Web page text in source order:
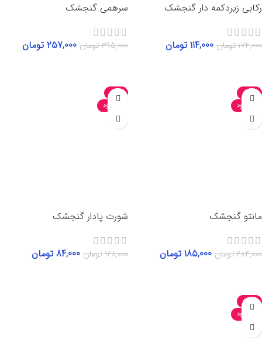
رکابی زیردکمه دار گنجشک
174,000تومان 114,000 تومان
سرهمی گنجشک
395,000تومان 257,000 تومان
-35%
ناموجود
مانتو گنجشک
284,000تومان 185,000 تومان
-34%
ناموجود
شورت پادار گنجشک
128,000تومان 84,000 تومان
-35%
ناموجود